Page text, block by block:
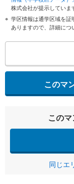
株式会社が提示していま
学区情報は通学区域を
ありますので、詳細につ
このマ
この
同じエ